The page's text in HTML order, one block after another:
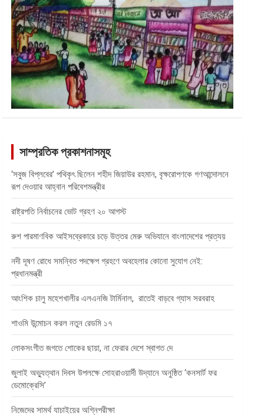
সাম্প্রতিক প্রকাশনাসমূহ
‘সবুজ বিপ্লবের’ পথিকৃৎ ছিলেন শহীদ জিয়াউর রহমান, বৃক্ষরোপণকে গণআন্দোলনে
রূপ দেওয়ার আহ্বান পরিবেশমন্ত্রীর
রাষ্ট্রপতি নির্বাচনের ভোট গ্রহণ ২০ আগস্ট
রুশ পারমাণবিক আইসব্রেকারে চড়ে উত্তর মেরু অভিযানে বাংলাদেশের প্রত্যয়
নদী দূষণ রোধে সমন্বিত পদক্ষেপ গ্রহণে অবহেলার কোনো সুযোগ নেই:
প্রধানমন্ত্রী
আংশিক চালু মহেশখালীর এলএনজি টার্মিনাল, রাতেই বাড়বে গ্যাস সরবরাহ
শাওমি উন্মোচন করল নতুন রেডমি ১৭
লোকসংগীত জগতে শোকের ছায়া, না ফেরার দেশে স্বাগত দে
জুলাই অভ্যুত্থান দিবস উপলক্ষে সোহরাওয়ার্দী উদ্যানে অনুষ্ঠিত ‘কনসার্ট ফর
ডেমোক্রেসি’
নিজেদের সামর্থ যাচাইয়ের অগ্নিপরীক্ষা